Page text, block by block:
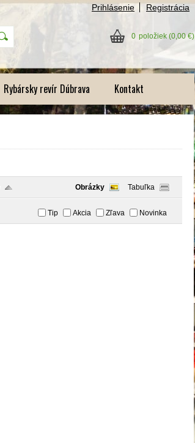
Prihlásenie Registrácia
0 položiek (0,00 €)
Rybársky revír Dúbrava Kontakt
Obrázky Tabuľka
Tip Akcia Zľava Novinka